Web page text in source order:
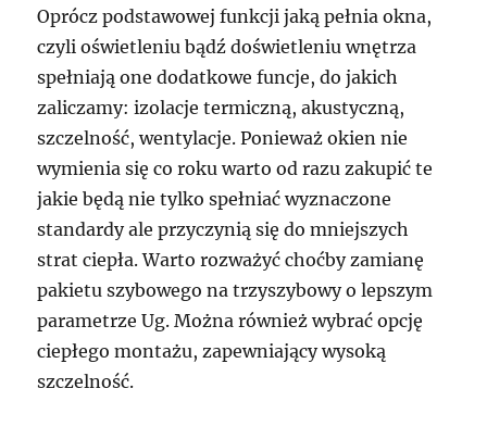
Oprócz podstawowej funkcji jaką pełnia okna,
czyli oświetleniu bądź doświetleniu wnętrza
spełniają one dodatkowe funcje, do jakich
zaliczamy: izolacje termiczną, akustyczną,
szczelność, wentylacje. Ponieważ okien nie
wymienia się co roku warto od razu zakupić te
jakie będą nie tylko spełniać wyznaczone
standardy ale przyczynią się do mniejszych
strat ciepła. Warto rozważyć choćby zamianę
pakietu szybowego na trzyszybowy o lepszym
parametrze Ug. Można również wybrać opcję
ciepłego montażu, zapewniający wysoką
szczelność.